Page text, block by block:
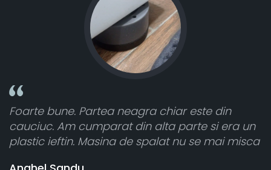
Partea neagra chiar este din
cumparat din alta parte si era un
Masina de spalat nu se mai misca
Toate sunt
atât de
cele 8